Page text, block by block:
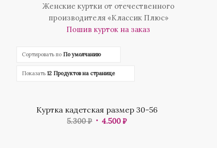
Женские куртки от отечественного
производителя «Классик Плюс»
Пошив курток на заказ
Сортировать по По умолчанию
Показать 12 Продуктов на странице
Куртка кадетская размер 30-56
5.300₽ 4.500₽